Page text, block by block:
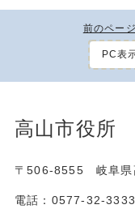
前のペー
PC表
高山市役所
〒506-8555 岐阜
電話：0577-32-